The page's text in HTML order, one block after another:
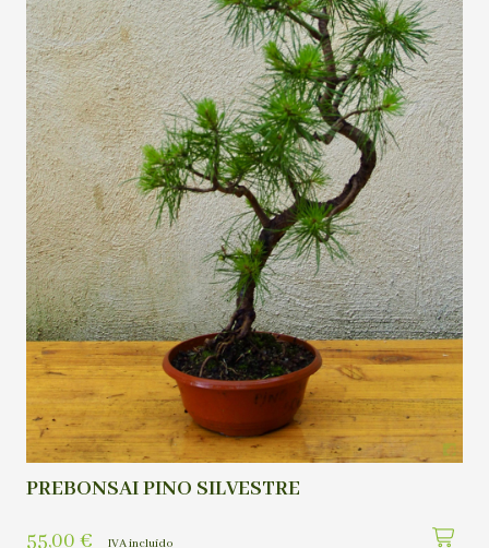
PREBONSAI PINO SILVESTRE
55,00 € IVA incluído